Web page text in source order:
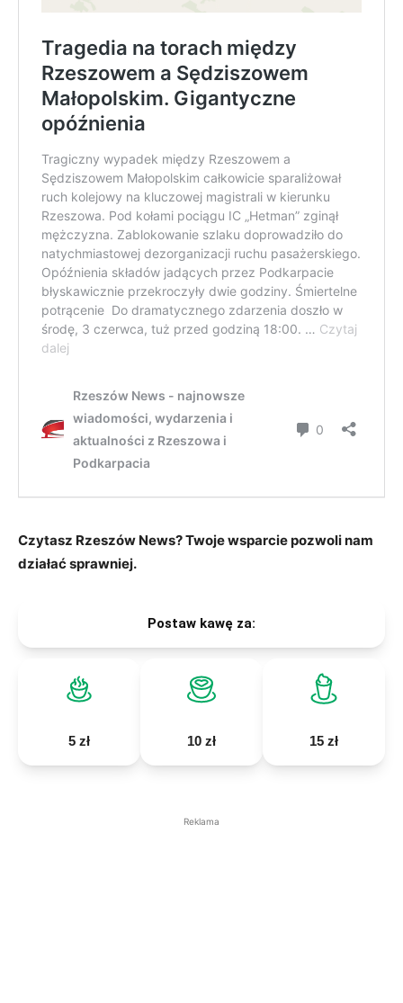
Czytasz Rzeszów News? Twoje wsparcie pozwoli nam
działać sprawniej.
Postaw kawę za:
5 zł 10 zł 15 zł
Reklama